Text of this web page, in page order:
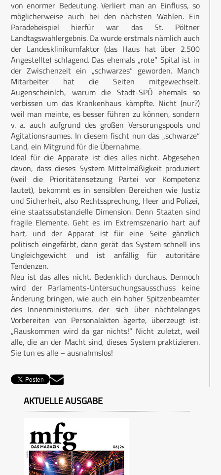
von enormer Bedeutung. Verliert man an Einfluss, so
möglicherweise auch bei den nächsten Wahlen. Ein
Paradebeispiel hierfür war das St. Pöltner
Landtagswahlergebnis. Da wurde erstmals nämlich auch
der Landesklinikumfaktor (das Haus hat über 2.500
Angestellte) schlagend. Das ehemals „rote“ Spital ist in
der Zwischenzeit ein „schwarzes“ geworden. Manch
Mitarbeiter hat die Seiten mitgewechselt.
Augenscheinlch, warum die Stadt-SPÖ ehemals so
verbissen um das Krankenhaus kämpfte. Nicht (nur?)
weil man meinte, es besser führen zu können, sondern
v. a. auch aufgrund des großen Versorungspools und
Agitationsraumes. In diesem fischt nun das „schwarze“
Land, ein Mitgrund für die Übernahme.
Ideal für die Apparate ist dies alles nicht. Abgesehen
davon, dass dieses System Mittelmäßigkeit produziert
(weil die Prioritätensetzung Partei vor Kompetenz
lautet), bekommt es in sensiblen Bereichen wie Justiz
und Sicherheit, also Rechtssprechung, Heer und Polizei,
eine staatssubstanzielle Dimension. Denn Staaten sind
fragile Elemente. Geht es im Extremszenario hart auf
hart, und der Apparat ist für eine Seite gänzlich
politisch eingefärbt, dann gerät das System schnell ins
Ungleichgewicht und ist anfällig für autoritäre
Tendenzen.
Neu ist das alles nicht. Bedenklich durchaus. Dennoch
wird der Parlaments-Untersuchungsausschuss keine
Änderung bringen, wie auch ein hoher Spitzenbeamter
des Innenministeriums, der sich über nächtelanges
Vorbereiten von Personalakten ägerte, überzeugt ist:
„Rauskommen wird da gar nichts!“ Nicht zuletzt, weil
alle, die an der Macht sind, dieses System praktizieren.
Sie tun es alle – ausnahmslos!
AKTUELLE AUSGABE